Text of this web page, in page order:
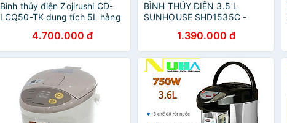
Bình thủy điện Zojirushi CD-
LCQ50-TK dung tích 5L hàng
4.700.000 đ
BÌNH THỦY ĐIỆN 3.5 L
SUNHOUSE SHD1535C -
1.390.000 đ